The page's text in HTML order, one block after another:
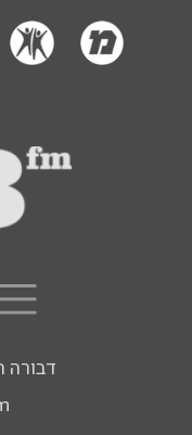
דבורה